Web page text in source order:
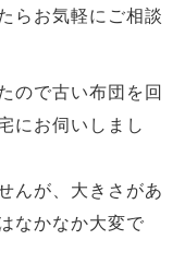
らお気軽にご相談
ので古い布団を回
にお伺いしまし
んが、大きさがあ
なかなか大変で